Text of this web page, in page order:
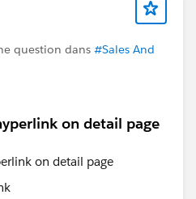
question dans #Sales And
on detail page